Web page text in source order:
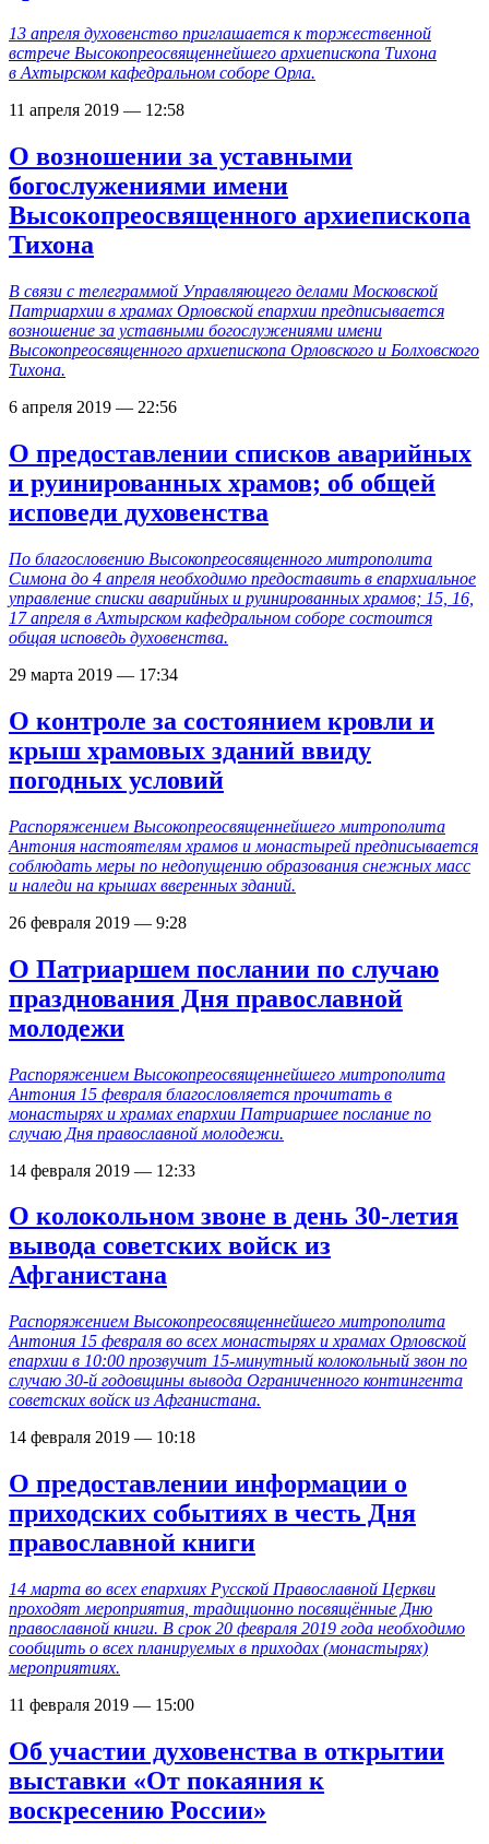
13 апреля духовенство приглашается к торжественной
встрече Высокопреосвященнейшего архиепископа Тихона
в Ахтырском кафедральном соборе Орла.
11 апреля 2019 — 12:58
О возношении за уставными
богослужениями имени
Высокопреосвященного архиепископа
Тихона
В связи с телеграммой Управляющего делами Московской
Патриархии в храмах Орловской епархии предписывается
возношение за уставными богослужениями имени
Высокопреосвященного архиепископа Орловского и Болховского
Тихона.
6 апреля 2019 — 22:56
О предоставлении списков аварийных
и руинированных храмов; об общей
исповеди духовенства
По благословению Высокопреосвященного митрополита
Симона до 4 апреля необходимо предоставить в епархиальное
управление списки аварийных и руинированных храмов; 15, 16,
17 апреля в Ахтырском кафедральном соборе состоится
общая исповедь духовенства.
29 марта 2019 — 17:34
О контроле за состоянием кровли и
крыш храмовых зданий ввиду
погодных условий
Распоряжением Высокопреосвященнейшего митрополита
Антония настоятелям храмов и монастырей предписывается
соблюдать меры по недопущению образования снежных масс
и наледи на крышах вверенных зданий.
26 февраля 2019 — 9:28
О Патриаршем послании по случаю
празднования Дня православной
молодежи
Распоряжением Высокопреосвященнейшего митрополита
Антония 15 февраля благословляется прочитать в
монастырях и храмах епархии Патриаршее послание по
случаю Дня православной молодежи.
14 февраля 2019 — 12:33
О колокольном звоне в день 30-летия
вывода советских войск из
Афганистана
Распоряжением Высокопреосвященнейшего митрополита
Антония 15 февраля во всех монастырях и храмах Орловской
епархии в 10:00 прозвучит 15-минутный колокольный звон по
случаю 30-й годовщины вывода Ограниченного контингента
советских войск из Афганистана.
14 февраля 2019 — 10:18
О предоставлении информации о
приходских событиях в честь Дня
православной книги
14 марта во всех епархиях Русской Православной Церкви
проходят мероприятия, традиционно посвящённые Дню
православной книги. В срок 20 февраля 2019 года необходимо
сообщить о всех планируемых в приходах (монастырях)
мероприятиях.
11 февраля 2019 — 15:00
Об участии духовенства в открытии
выставки «От покаяния к
воскресению России»